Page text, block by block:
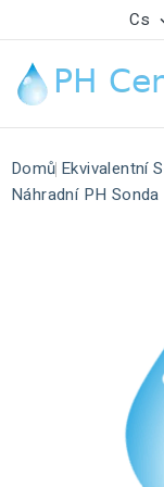
Cs
Domů Ekvivalentní
Náhradní PH